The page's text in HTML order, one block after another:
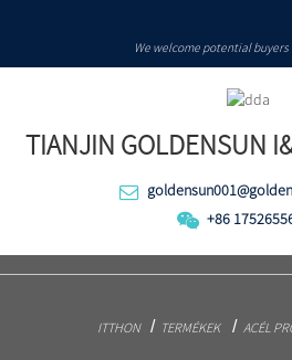
We welcome potential buyers
TIANJIN GOLDENSUN
+86
ITTHON TERMÉKEK ACÉL